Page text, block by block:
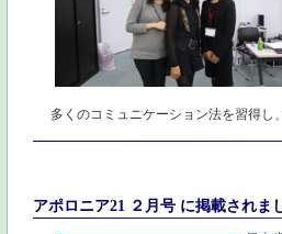
多くのコミュニケーション法を習得
アポロニア21 ２月号 に掲載されま